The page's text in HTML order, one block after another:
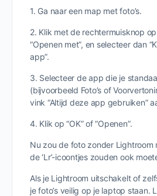
1. Ga naar een map met foto’s.
2. Klik met de rechtermuisknop
“Openen met”, en selecteer dan
app”.
3. Selecteer de app die je
(bijvoorbeeld Foto’s of
vink “Altijd deze app gebruiken”
4. Klik op “OK” of “Openen”.
Nu zou de foto zonder Lightroom
de ‘Lr’-icoontjes zouden ook
Als je Lightroom uitschakelt of
je foto’s veilig op je laptop staan.